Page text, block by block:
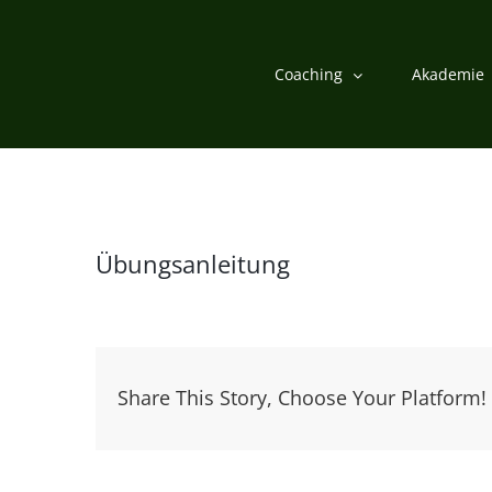
Coaching Akademie
Übungsanleitung
Share This Story, Choose Your Platform!